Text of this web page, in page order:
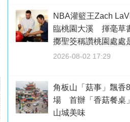
NBA灌籃王Zach
臨桃園大溪 揮毫草
擲聖筊稱讚桃園處處
2026-08-02 17:29
角板山「菇事」飄香
場 首辦「香菇餐桌
山城美味